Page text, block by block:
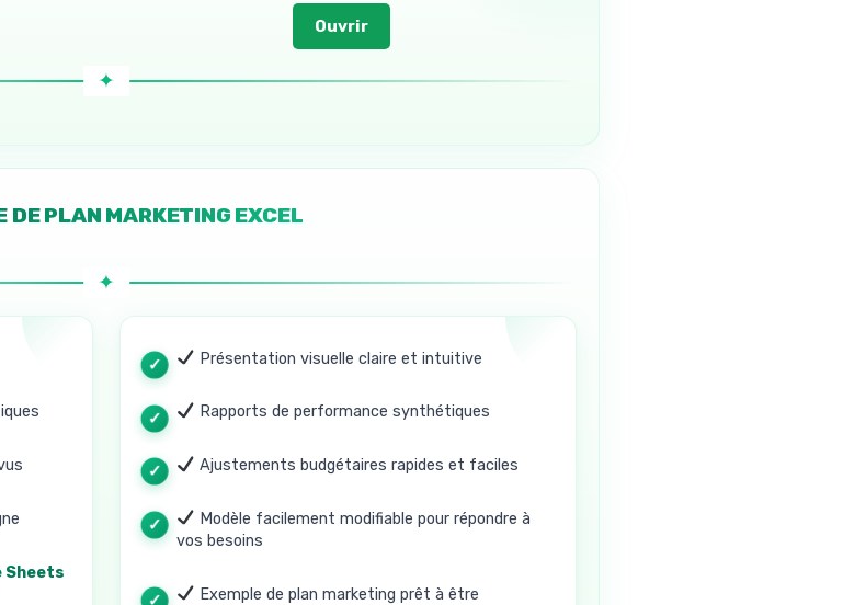
Ouvrir
DE PLAN MARKETING EXCEL
Sheets
Présentation visuelle claire et intuitive
Rapports de performance synthétiques
Ajustements budgétaires rapides et faciles
Modèle facilement modifiable pour répondre à
vos besoins
Exemple de plan marketing prêt à être